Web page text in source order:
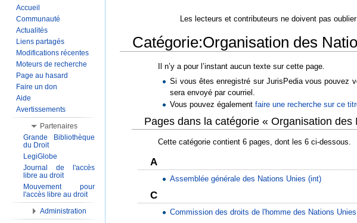
Les lecteurs et contributeurs ne doivent pas
Catégorie:Organisation des
Il n’y a pour l’instant aucun texte sur cette page.
Si vous êtes enregistré sur JurisPedia vous pouvez
sera envoyé par courriel.
Vous pouvez égalementfaire une recherche sur ce
Pages dans la catégorie « Organisation des
Cette catégorie contient 6 pages, dont les 6 ci-dessous.
A
Assemblée générale des Nations Unies (int)
C
Commission des droits de l'homme des Nations
Accueil
Communauté
Actualités
Liens partagés
Modifications récentes
Moteurs de recherche
Page au hasard
Faire un don
Aide
Avertissements
Partenaires
Grande Bibliothèque
du Droit
LegiGlobe
Journal de l'accès
libre au droit
Mouvement pour
l'accès libre au droit
Administration